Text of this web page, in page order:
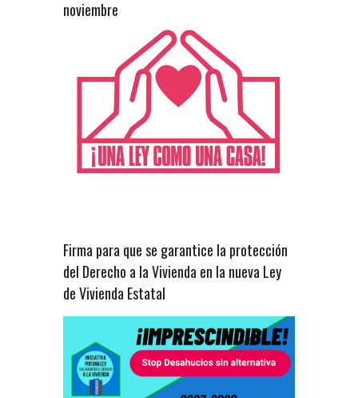
noviembre
Firma para que se garantice la protección
del Derecho a la Vivienda en la nueva Ley
de Vivienda Estatal